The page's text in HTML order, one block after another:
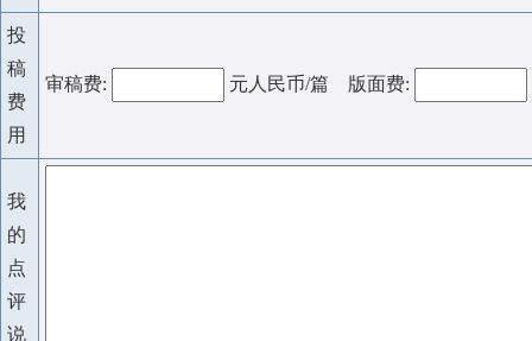
投
稿
费
用
审稿费: 元人民币/篇 版面费:
我
的
点
评
说